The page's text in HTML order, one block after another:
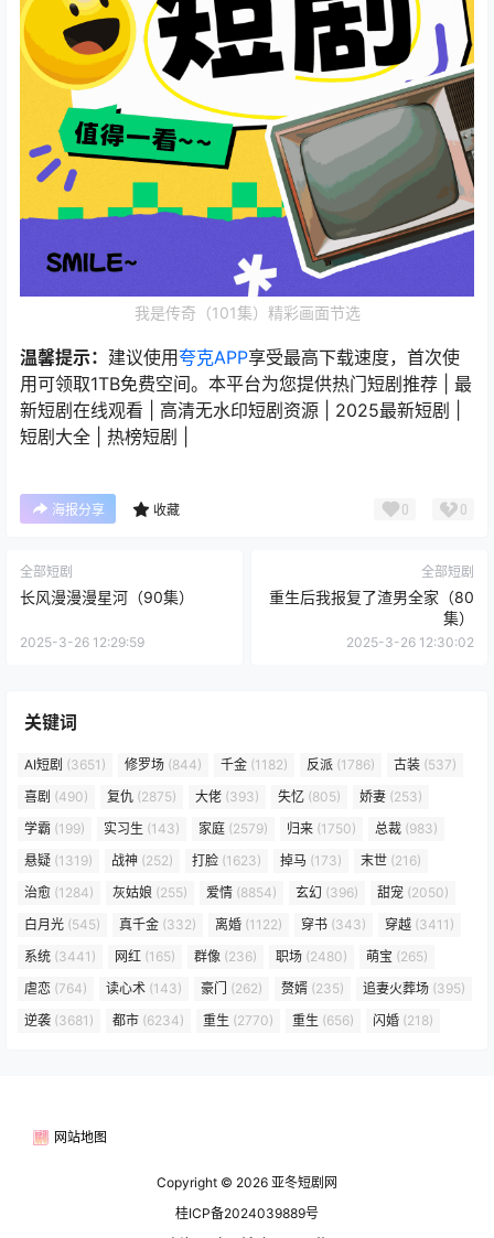
我是传奇（101集）精彩画面节选
温馨提示： 建议使用夸克APP享受最高下载速度，首次使
用可领取1TB免费空间。本平台为您提供热门短剧推荐 | 最
新短剧在线观看 | 高清无水印短剧资源 | 2025最新短剧 |
短剧大全 | 热榜短剧 |
海报分享 收藏 0 0
全部短剧
长风漫漫漫星河（90集）
2025-3-26 12:29:59
全部短剧
重生后我报复了渣男全家（80
集）
2025-3-26 12:30:02
关键词
AI短剧 (3651) 修罗场 (844) 千金 (1182) 反派 (1786) 古装 (537)
喜剧 (490) 复仇 (2875) 大佬 (393) 失忆 (805) 娇妻 (253)
学霸 (199) 实习生 (143) 家庭 (2579) 归来 (1750) 总裁 (983)
悬疑 (1319) 战神 (252) 打脸 (1623) 掉马 (173) 末世 (216)
治愈 (1284) 灰姑娘 (255) 爱情 (8854) 玄幻 (396) 甜宠 (2050)
白月光 (545) 真千金 (332) 离婚 (1122) 穿书 (343) 穿越 (3411)
系统 (3441) 网红 (165) 群像 (236) 职场 (2480) 萌宝 (265)
虐恋 (764) 读心术 (143) 豪门 (262) 赘婿 (235) 追妻火葬场 (395)
逆袭 (3681) 都市 (6234) 重生 (2770) 重生 (656) 闪婚 (218)
网站地图
Copyright © 2026 亚冬短剧网
桂ICP备2024039889号